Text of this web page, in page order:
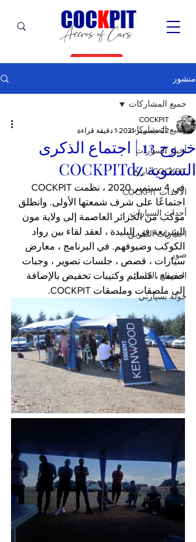
Accros of Cars
COCKPIT
منشور
جميع المشاركات
أخبار السيارات
COCKPIT تاريخ
الأحداث COCKPIT
أحداث السيارات
اختبارات الطريق
صور
المصباح الكامل
جولة بسيارتي
جميع المشاركات
خروج 13 | اجتماع الذكرى
السنوية COCKPITdz
COCKPIT
22 ديسمبر 2021
1 دقيقة قراءة
اجتماعًا على شرف شمعتها الأولى. وانطلق
موكب من الجزائر العاصمة إلى ولاية مون
الشريعة في البليدة ، لعقد لقاء بين رواد
الكوكب وضيوفهم. في البرنامج ، معارض
سيارات ، قصص ، جلسات تصوير ، وجبات
خفيفة ، قسائم وكتيبات تخفيض بالإضافة
إلى ملصقات وملصقات COCKPIT.